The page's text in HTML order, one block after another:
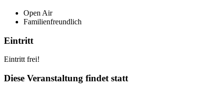
Open Air
Familienfreundlich
Eintritt
Eintritt frei!
Diese Veranstaltung findet statt